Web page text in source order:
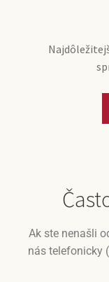
Ak ste nenašli
nás telefonicky